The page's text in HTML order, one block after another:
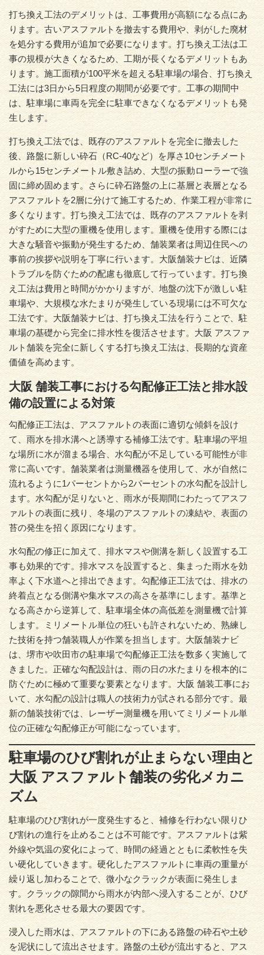
打ち換え工法のデメリットは、工事費用が高額になる点にあ
ります。古いアスファルトを撤去する費用や、剥がした廃材
を処分する費用が追加で必要になります。打ち換え工法は工
事の規模が大きくなるため、工期が長くなるデメリットもあ
ります。施工面積が100平米を超える駐車場の場合、打ち換え
工法には3日から5日程度の期間が必要です。工事の期間中
は、駐車場に車両を完全に駐車できなくなるデメリットも発
生します。
打ち換え工法では、既存のアスファルトを完全に撤去した
後、路盤に新しい砕石（RC-40など）を厚さ10センチメート
ルから15センチメートル敷き詰め、大型の振動ローラーで強
固に締め固めます。さらに砕石路盤の上に基層と表層となる
アスファルトを2層に分けて施工するため、作業工程が非常に
多くなります。打ち換え工法では、既存のアスファルトを剥
がすために大型の重機を使用します。重機を使用する際には
大きな騒音や振動が発生するため、舗装業者は周辺住民への
事前の挨拶や説明を丁寧に行います。大阪舗装ナビは、近隣
トラブルを防ぐための配慮も徹底して行っています。打ち換
え工法は費用と時間がかかりますが、地盤の沈下が激しい駐
車場や、大規模な水たまりが発生している現場には不可欠な
工法です。大阪舗装ナビは、打ち換え工法を行うことで、駐
車場の基礎から完全に排水性を復活させます。大阪 アスファ
ルト舗装を完全に新しくする打ち換え工法は、長期的な資産
価値を高めます。
大阪 舗装工事における勾配修正工法と排水設
備の設置による対策
勾配修正工法は、アスファルトの表面に適切な傾斜を設け
て、雨水を排水溝へと誘導する補修工法です。駐車場の平坦
な場所に水が溜まる場合、水勾配が不足している可能性が非
常に高いです。舗装業者は測量機器を使用して、水が自然に
流れるように1パーセントから2パーセントの水勾配を設計し
ます。水勾配が足りないと、雨水が長期間にわたってアスフ
ァルトの表面に残り、冬場のアスファルトの凍結や、表面の
苔の発生を招く原因になります。
水勾配の修正に加えて、排水マスや側溝を新しく設置する工
事も効果的です。排水マスを設置すると、集まった雨水を効
率よく下水道へと排出できます。勾配修正工法では、排水の
終着点となる側溝や集水マスの高さを基準にします。基準と
なる高さから逆算して、駐車場全体の高低差を測量機で計算
します。ミリメートル単位の狂いも許されないため、熟練し
た技術を持つ舗装職人が作業を担当します。大阪舗装ナビ
は、堺市や吹田市の駐車場で勾配修正工法を数多く実施して
きました。正確な勾配設計は、雨の日の水たまりを根本的に
防ぐために極めて重要な要素となります。大阪 舗装工事にお
いて、水勾配の設計は職人の技術力が試される部分です。最
新の舗装技術では、レーザー測量機を用いてミリメートル単
位の正確な勾配修正が可能になっています。
駐車場のひび割れが止まらない理由と
大阪 アスファルト舗装の劣化メカニ
ズム
駐車場のひび割れが一度発生すると、補修を行わない限りひ
び割れの進行を止めることは不可能です。アスファルトは紫
外線や気温の変化によって、時間の経過とともに柔軟性を失
い硬化していきます。硬化したアスファルトに車両の重量が
繰り返し加わることで、微小なクラックが表面に発生しま
す。クラックの隙間から雨水が内部へ浸入することが、ひび
割れを悪化させる最大の要因です。
浸入した雨水は、アスファルトの下にある路盤の砕石や土砂
を泥状にして流出させます。路盤の土砂が流出すると、アス